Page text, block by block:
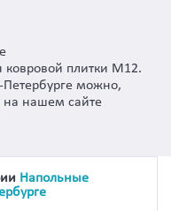
ковровой плитки M12.
Петербурге можно,
на нашем сайте
Напольные